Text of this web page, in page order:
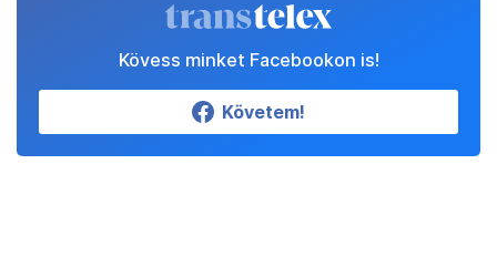
Kövess minket Facebookon is!
Követem!